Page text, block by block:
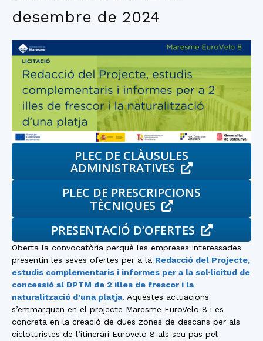
desembre de 2024
PLEC DE CLÀUSULES
ADMINISTRATIVES
PLEC DE PRESCRIPCIONS
TÈCNIQUES
PRESENTACIÓ D’OFERTES
Oberta la convocatòria perquè les empreses interessades
presentin les seves ofertes per a la Redacció del Projecte,
estudis complementaris i informes per a la sol·licitud de
concessió al DPTM de 2 illes de frescor i la
naturalització d’una platja. Aquestes actuacions
s’emmarquen en el projecte Maresme EuroVelo 8 i es
concreta en la creació de dues zones de descans per als
cicloturistes de l’itinerari Eurovelo 8 als seu pas pel